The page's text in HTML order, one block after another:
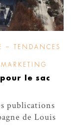
– TENDANCES
le sac
publications
de Louis